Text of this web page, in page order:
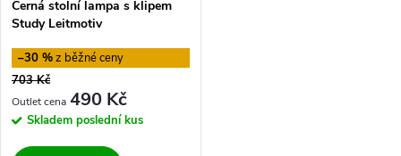
r
o
d
r
o
d
Černá stolní lampa s klipem
Study Leitmotiv
–30 %
703 Kč
490 Kč
Skladem poslední kus